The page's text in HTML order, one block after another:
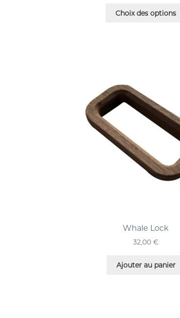
Choix des options
Whale Lock
32,00 €
Ajouter au panier